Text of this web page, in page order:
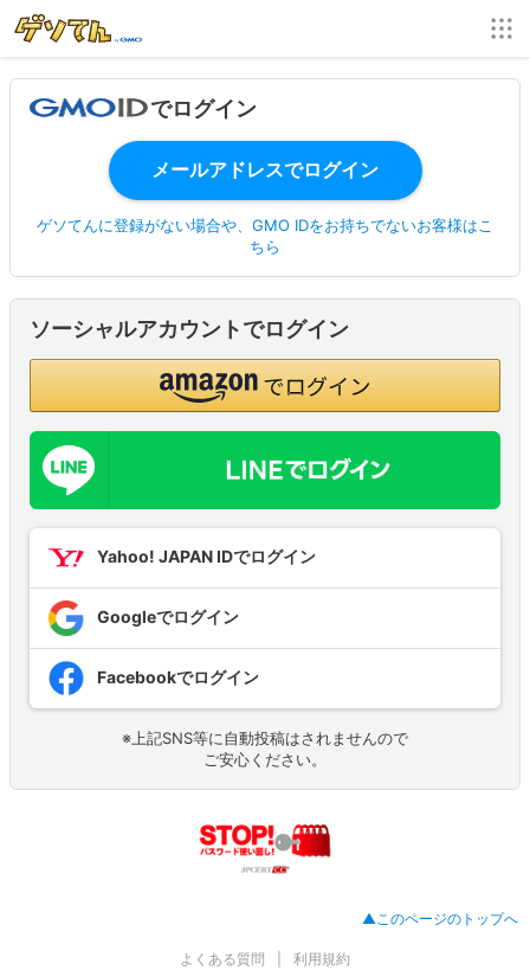
でログイン
ゲソてんに登録がない場合や、GMO IDをお持ちでないお客様はこ
ちら
ソーシャルアカウントでログイン
Yahoo! JAPAN IDでログイン
Googleでログイン
Facebookでログイン
※上記SNS等に自動投稿はされませんので
ご安心ください。
▲このページのトップへ
よくある質問 利用規約